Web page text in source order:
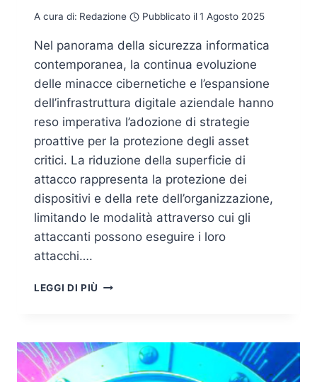
A cura di: Redazione Pubblicato il1 Agosto 2025
Nel panorama della sicurezza informatica
contemporanea, la continua evoluzione
delle minacce cibernetiche e l’espansione
dell’infrastruttura digitale aziendale hanno
reso imperativa l’adozione di strategie
proattive per la protezione degli asset
critici. La riduzione della superficie di
attacco rappresenta la protezione dei
dispositivi e della rete dell’organizzazione,
limitando le modalità attraverso cui gli
attaccanti possono eseguire i loro
attacchi….
LEGGI DI PIÙ ATTACK
METODOLOGIE
AVANZATE
PER